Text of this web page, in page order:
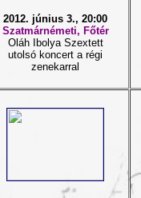
2012. június 3., 20:00
Szatmárnémeti, Főtér
Oláh Ibolya Szextett
utolsó koncert a régi
zenekarral